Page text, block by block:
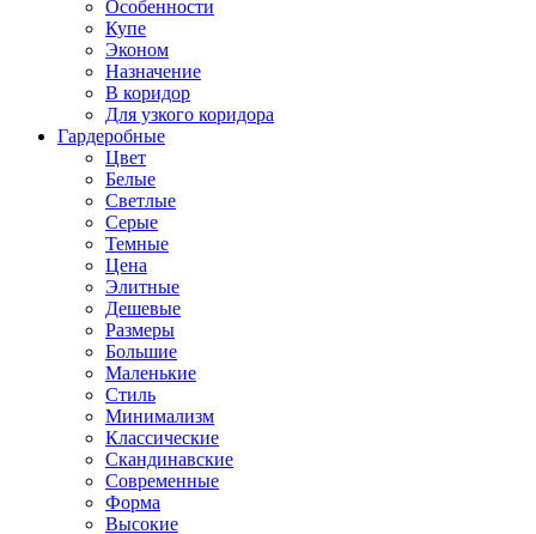
Особенности
Купе
Эконом
Назначение
В коридор
Для узкого коридора
Гардеробные
Цвет
Белые
Светлые
Серые
Темные
Цена
Элитные
Дешевые
Размеры
Большие
Маленькие
Стиль
Минимализм
Классические
Скандинавские
Современные
Форма
Высокие